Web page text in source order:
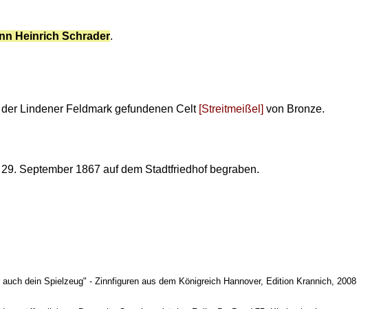
Heinrich Schrader.
Lindener Feldmark gefundenen Celt [Streitmeißel] von Bronze.
September 1867 auf dem Stadtfriedhof begraben.
dein Spielzeug" - Zinnfiguren aus dem Königreich Hannover, Edition Krannich, 2008